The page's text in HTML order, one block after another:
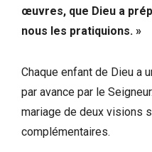
œuvres, que Dieu a
nous les pratiquions. »
Chaque enfant de Dieu a
par avance par le
mariage de deux visions
complémentaires.